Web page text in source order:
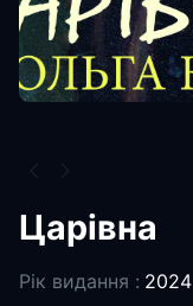
Царівна
Рік видання : 2024